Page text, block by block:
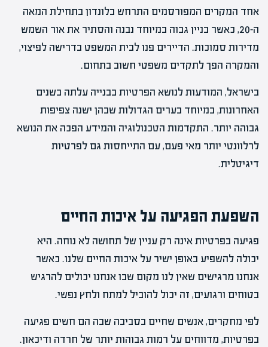
אחד המקרים המפורסמים התרחש בלונדון בתחילת המאה
ה-20, כאשר בניין גבוה במיוחד נבנה והסתיר את אור השמש
מדירות סמוכות. הדיירים פנו לבית המשפט בדרישה לפיצוי,
והמקרה הפך לתקדים משפטי חשוב בתחום.
בישראל, המודעות לנושא הפרטיות בבנייה עלתה בשנים
האחרונות, במיוחד בערים הגדולות שבהן ישנה צפיפות
גבוהה יותר. התקדמות הטכנולוגיה והמידע הפכה את הנושא
לרלוונטי יותר מאי פעם, עם התייחסות גם לפרטיות
דיגיטלית.
השפעת הפגיעה על איכות החיים
פגיעה בפרטיות אינה רק עניין של תחושה לא נוחה. היא
יכולה להשפיע באופן ישיר על איכות החיים שלנו. כאשר
אנחנו מרגישים שאין לנו מקום שבו אנחנו יכולים להרגיש
בטוחים ורגועים, זה יכול להוביל למתח ולחץ נפשי.
לפי מחקרים, אנשים שחיים בסביבה שבה הם חשים פגיעה
בפרטיות, מדווחים על רמות גבוהות יותר של חרדה ודיכאון.